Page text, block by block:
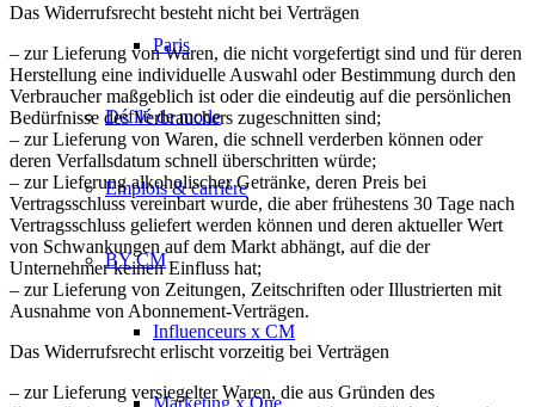
Paris
Défilé de mode
Emplois & carrière
BY CM
Influenceurs x CM
Marketing x One
Das Widerrufsrecht besteht nicht bei Verträgen
– zur Lieferung von Waren, die nicht vorgefertigt sind und für deren
Herstellung eine individuelle Auswahl oder Bestimmung durch den
Verbraucher maßgeblich ist oder die eindeutig auf die persönlichen
Bedürfnisse des Verbrauchers zugeschnitten sind;
– zur Lieferung von Waren, die schnell verderben können oder
deren Verfallsdatum schnell überschritten würde;
– zur Lieferung alkoholischer Getränke, deren Preis bei
Vertragsschluss vereinbart wurde, die aber frühestens 30 Tage nach
Vertragsschluss geliefert werden können und deren aktueller Wert
von Schwankungen auf dem Markt abhängt, auf die der
Unternehmer keinen Einfluss hat;
– zur Lieferung von Zeitungen, Zeitschriften oder Illustrierten mit
Ausnahme von Abonnement-Verträgen.
Das Widerrufsrecht erlischt vorzeitig bei Verträgen
– zur Lieferung versiegelter Waren, die aus Gründen des